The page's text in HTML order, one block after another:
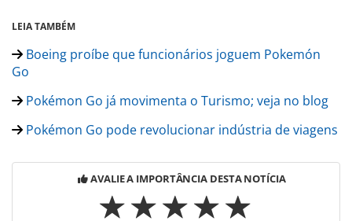
LEIA TAMBÉM
Boeing proíbe que funcionários joguem Pokemón
Go
Pokémon Go já movimenta o Turismo; veja no blog
Pokémon Go pode revolucionar indústria de viagens
AVALIE A IMPORTÂNCIA DESTA NOTÍCIA